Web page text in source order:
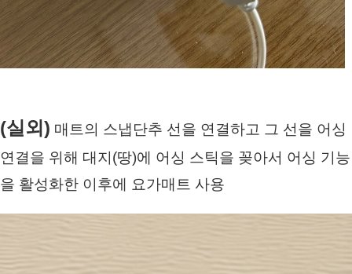
(실외) 매트의 스냅단추 선을 연결하고 그 선을 어싱
연결을 위해 대지(땅)에 어싱 스틱을 꽂아서 어싱 기능
을 활성화한 이후에 요가매트 사용